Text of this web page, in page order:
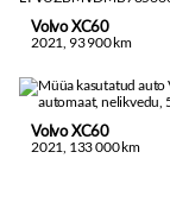
Volvo XC60
2021, 93 900 km
Volvo XC60
2021, 133 000 km